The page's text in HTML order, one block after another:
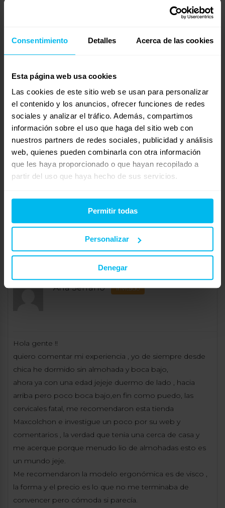
Consentimiento Detalles Acerca de las cookies
Esta página web usa cookies
Las cookies de este sitio web se usan para personalizar
el contenido y los anuncios, ofrecer funciones de redes
sociales y analizar el tráfico. Además, compartimos
información sobre el uso que haga del sitio web con
nuestros partners de redes sociales, publicidad y análisis
web, quienes pueden combinarla con otra información
que les haya proporcionado o que hayan recopilado a
partir del uso que haya hecho de sus servicios.
Permitir todas
Personalizar
Denegar
Quería compartir mi experiencia con Maxcolchon
porque me ayudaron bastante.
Soy de dormir boca abajo (sí, sé que no es lo mejor,
pero es mi costumbre) y siempre sin almohada. Sin
embargo, últimamente me levantaba fatal de las
cervicales.
Fui a su tienda en Bétera, cerca de mi casa, y me
asesoraron súper bien. Me recomendaron la almohada
este tipo de almohadas, pero tampoco me gustan las
¡Un saludo!
Ana Serrano Invitado
Hola gente !!
quiero comentar mi experiencia , yo de siempre desde
chica he dormido sin almohada y boca bajo,
ahora ya con una edad jejeje duermo de lado , hacia
arriba pero poco boca bajo,en fin como puedo, las
cervicales fatal, me recomendaron esta tienda
Maxcolchon e investigue un poco por su web y
comentarios , la verdad que tenia una cerca de casa y
me acerque porque menudo lio de almohadas esto es
un mundo jeje.
Me recomendaron la modelo ergonómica es de visco ,
la forma y el precio es lo que no me terminaba de
convencer pero cómoda si parecía.